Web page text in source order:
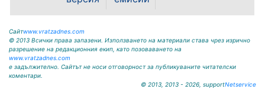
Сайтwww.vratzadnes.com
© 2013 Всички права запазени. Използването на материали става чрез изрично
разрешение на редакционния екип, като позоваването на
www.vratzadnes.com
е задължително. Сайтът не носи отговорност за публикуваните читателски
коментари.
© 2013, 2013 - 2026, supportNetservice